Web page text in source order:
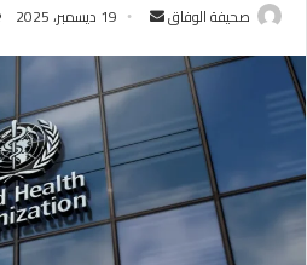
صحيفة الوفاق
أرسل
إلكترونيا
19 ديسمبر، 2025